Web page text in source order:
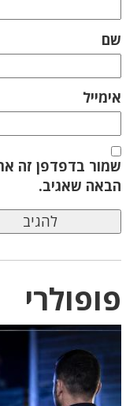
שם
אימייל
שמור בדפדפן זה
הבאה שאגיב.
פופולרי